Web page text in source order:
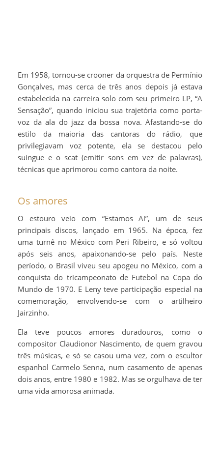
Em 1958, tornou-se crooner da orquestra de Permínio
Gonçalves, mas cerca de três anos depois já estava
estabelecida na carreira solo com seu primeiro LP, “A
Sensação”, quando iniciou sua trajetória como porta-
voz da ala do jazz da bossa nova. Afastando-se do
estilo da maioria das cantoras do rádio, que
privilegiavam voz potente, ela se destacou pelo
suingue e o scat (emitir sons em vez de palavras),
técnicas que aprimorou como cantora da noite.
Os amores
O estouro veio com “Estamos Aí”, um de seus
principais discos, lançado em 1965. Na época, fez
uma turnê no México com Peri Ribeiro, e só voltou
após seis anos, apaixonando-se pelo país. Neste
período, o Brasil viveu seu apogeu no México, com a
conquista do tricampeonato de Futebol na Copa do
Mundo de 1970. E Leny teve participação especial na
comemoração, envolvendo-se com o artilheiro
Jairzinho.
Ela teve poucos amores duradouros, como o
compositor Claudionor Nascimento, de quem gravou
três músicas, e só se casou uma vez, com o escultor
espanhol Carmelo Senna, num casamento de apenas
dois anos, entre 1980 e 1982. Mas se orgulhava de ter
uma vida amorosa animada.